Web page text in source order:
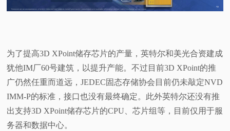
为了提高3D XPoint储存芯片的产量，英特尔和美光合资建成
犹他IM厂60号建筑，以提升产能。不过目前3D XPoint的推
广仍然任重而道远，JEDEC固态存储协会目前仍未敲定NVD
IMM-P的标准，接口也没有最终确定。此外英特尔还没有推
出支持3D XPoint储存芯片的CPU、芯片组等，目前仅用于服
务器和数据中心。